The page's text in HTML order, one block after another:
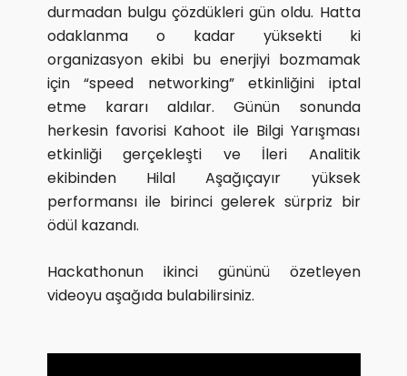
durmadan bulgu çözdükleri gün oldu. Hatta
odaklanma o kadar yüksekti ki
organizasyon ekibi bu enerjiyi bozmamak
için “speed networking” etkinliğini iptal
etme kararı aldılar. Günün sonunda
herkesin favorisi Kahoot ile Bilgi Yarışması
etkinliği gerçekleşti ve İleri Analitik
ekibinden Hilal Aşağıçayır yüksek
performansı ile birinci gelerek sürpriz bir
ödül kazandı.
Hackathonun ikinci gününü özetleyen
videoyu aşağıda bulabilirsiniz.